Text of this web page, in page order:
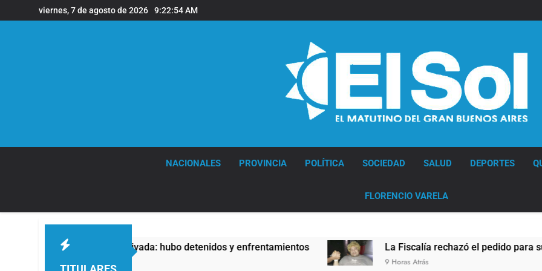
al
viernes, 7 de agosto de 2026 9:22:55 AM
NACIONALES PROVINCIA POLÍTICA SOCIEDAD SALUD DEPORTES
FLORENCIO VARELA
Privada: hubo detenidos y enfrentamientos La Fiscalía rechazó el pedido para suspender el juicio
9 Horas Atrás